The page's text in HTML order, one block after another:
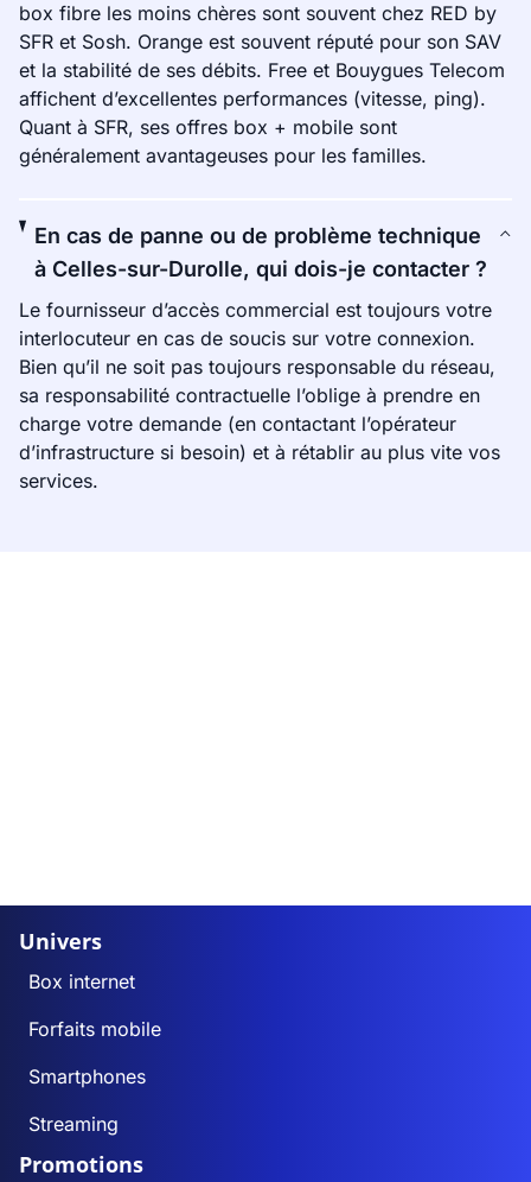
box fibre les moins chères sont souvent chez RED by
SFR et Sosh. Orange est souvent réputé pour son SAV
et la stabilité de ses débits. Free et Bouygues Telecom
affichent d’excellentes performances (vitesse, ping).
Quant à SFR, ses offres box + mobile sont
généralement avantageuses pour les familles.
En cas de panne ou de problème technique
à Celles-sur-Durolle, qui dois-je contacter ?
Le fournisseur d’accès commercial est toujours votre
interlocuteur en cas de soucis sur votre connexion.
Bien qu’il ne soit pas toujours responsable du réseau,
sa responsabilité contractuelle l’oblige à prendre en
charge votre demande (en contactant l’opérateur
d’infrastructure si besoin) et à rétablir au plus vite vos
services.
Univers
Box internet
Forfaits mobile
Smartphones
Streaming
Promotions